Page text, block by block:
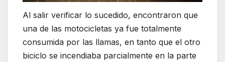
Al salir verificar lo sucedido, encontraron que
una de las motocicletas ya fue totalmente
consumida por las llamas, en tanto que el otro
biciclo se incendiaba parcialmente en la parte